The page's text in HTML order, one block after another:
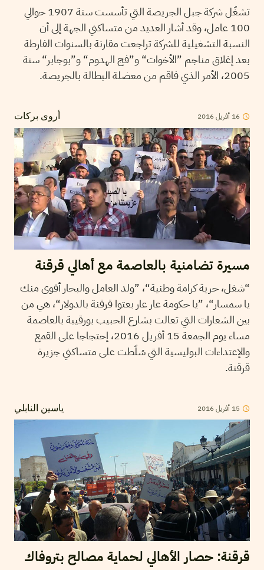
تشغّل شركة جبل الجريصة التي تأسست سنة 1907 حوالي
100 عامل، وقد أشار العديد من متساكني الجهة إلى أن
النسبة التشغيلية للشركة تراجعت مقارنة بالسنوات الفارطة
بعد إغلاق مناجم ”الأخوات“ و”فج الهدوم“ و”بوجابر“ سنة
2005، الأمر الذي فاقم من معضلة البطالة بالجريصة.
أروى بركات 16 أفريل2016
مسيرة تضامنية بالعاصمة مع أهالي قرقنة
“شغل، حرية كرامة وطنية“، ”ولد العامل والبحار أقوى منك
يا سمسار“، ”يا حكومة عار عار بعتوا قرقنة بالدولار“، هي من
بين الشعارات التي تعالت بشارع الحبيب بورقيبة بالعاصمة
مساء يوم الجمعة 15 أفريل 2016، إحتجاجا على القمع
والإعتداءات البوليسية التي سُلّطت على متساكني جزيرة
قرقنة.
ياسين النابلي 15 أفريل2016
قرقنة: حصار الأهالي لحماية مصالح بتروفاك